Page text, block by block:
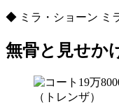
◆ ミラ・ショーン ミ
無骨と見せか